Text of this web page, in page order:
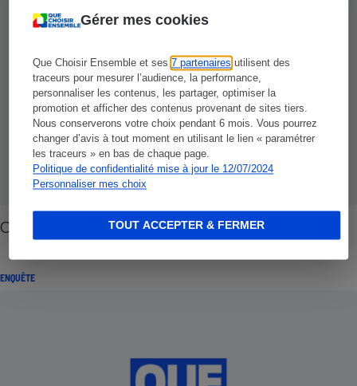
Gérer mes cookies
Que Choisir Ensemble et ses7 partenaires utilisent des
traceurs pour mesurer l’audience, la performance,
personnaliser les contenus, les partager, optimiser la
promotion et afficher des contenus provenant de sites tiers.
Nous conserverons votre choix pendant 6 mois. Vous pourrez
changer d’avis à tout moment en utilisant le lien « paramétrer
les traceurs » en bas de chaque page.
Politique de confidentialité mise à jour le 12/07/2024
Personnaliser mes choix
TOUT ACCEPTER & FERMER
Copie privée - Les tablettes aussi
ENQUÊTE